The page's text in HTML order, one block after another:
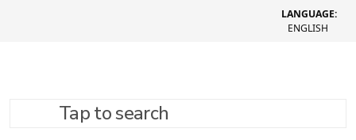
LANGUAGE:
ENGLISH
Tap to search